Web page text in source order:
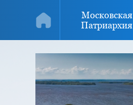
Московская
Патриархия